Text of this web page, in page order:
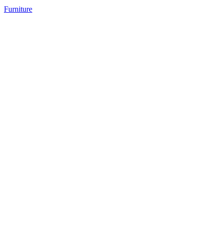
Furniture